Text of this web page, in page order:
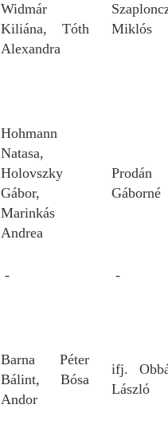
Widmár
Kiliána, Tóth
Alexandra
Miklós
Hohmann
Natasa,
Holovszky
Gábor,
Marinkás
Andrea
Prodán
Gáborné
- -
Barna Péter
Bálint, Bósa
Andor
ifj.
László